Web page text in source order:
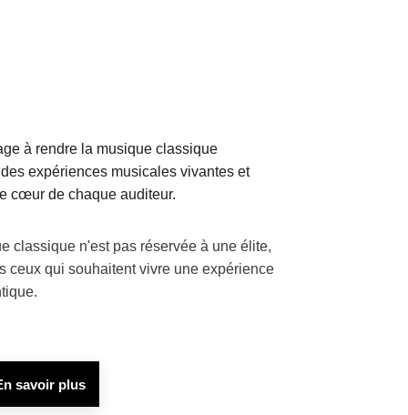
à rendre la musique classique
expériences musicales vivantes et
cœur de chaque auditeur.
classique n'est pas réservée à une élite,
ceux qui souhaitent vivre une expérience
savoir plus